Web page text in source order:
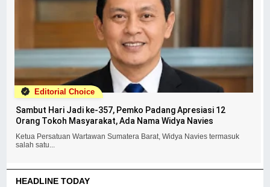
Editorial Choice
Sambut Hari Jadi ke-357, Pemko Padang Apresiasi 12
Orang Tokoh Masyarakat, Ada Nama Widya Navies
Ketua Persatuan Wartawan Sumatera Barat, Widya Navies termasuk
salah satu...
HEADLINE TODAY